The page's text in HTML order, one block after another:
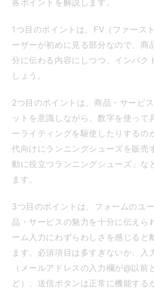
各ポイントを解説します。
1つ目のポイントは、FV（ファース
ーザーが初めに見る部分なので、商
分に伝わる内容にしつつ、インパク
しょう。
2つ目のポイントは、商品・サービ
ットを意識しながら、数字を使って
ーライティングを駆使したりするの
代向けにランニングシューズを販売
動に役立つランニングシューズ」な
ます。
3つ目のポイントは、フォームのユ
品・サービスの魅力を十分に伝えら
ーム入力にわずらわしさを感じると
ます。必須項目は多すぎないか、入
（メールアドレスの入力欄が@以
ど）、送信ボタンは正常に機能する